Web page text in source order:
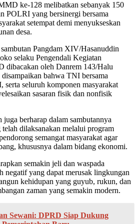
ke-128 melibatkan sebanyak 150
POLRI yang bersinergi bersama
setempat demi menyukseskan
desa.
sambutan Pangdam XIV/Hasanuddin
selaku Pengendali Kegiatan
dibacakan oleh Danrem 143/Halu
bahwa TNI bersama
serta seluruh komponen masyarakat
sasaran fisik dan nonfisik
berharap dalam sambutannya
dilaksanakan melalui program
semangat masyarakat agar
khususnya dalam bidang ekonomi.
semakin jeli dan waspada
negatif yang dapat merusak lingkungan
kehidupan yang guyub, rukun, dan
zaman yang semakin modern.
Sewani: DPRD Siap Dukung